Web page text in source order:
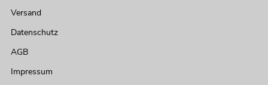
Versand
Datenschutz
AGB
Impressum